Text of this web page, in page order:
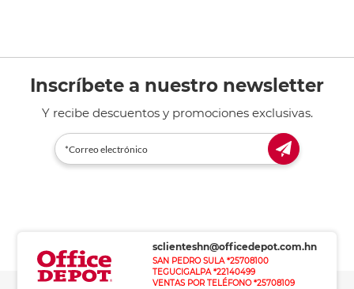
Inscríbete a nuestro newsletter
Y recibe descuentos y promociones exclusivas.
sclienteshn@officedepot.com.hn
SAN PEDRO SULA *25708100
TEGUCIGALPA *22140499
VENTAS POR TELÉFONO *25708109